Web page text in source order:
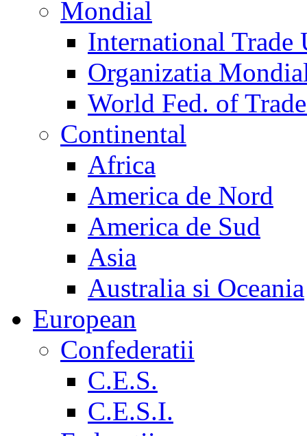
Mondial
International Trade
Organizatia
World Fed. of
Continental
Africa
America de Nord
America de Sud
Asia
Australia si Oceania
European
Confederatii
C.E.S.
C.E.S.I.